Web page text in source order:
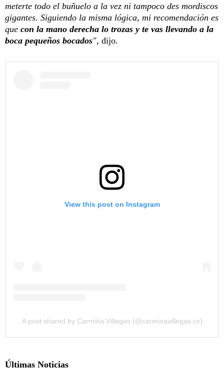
meterte todo el buñuelo a la vez ni tampoco des mordiscos
gigantes. Siguiendo la misma lógica, mi recomendación es
que con la mano derecha lo trozas y te vas llevando a la
boca pequeños bocados", dijo.
View this post on Instagram
A post shared by Carmiña Villegas (@carminavillegas.cv)
Últimas Noticias